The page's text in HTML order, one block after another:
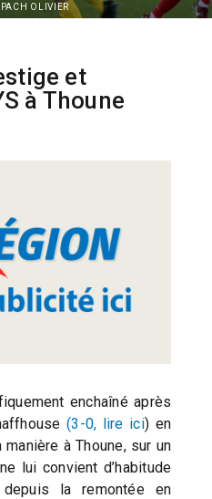
OLIVIER
et
à Thoune
enchaîné après
(3-0, lire ici) en
à Thoune, sur un
lui convient d’habitude
la remontée en